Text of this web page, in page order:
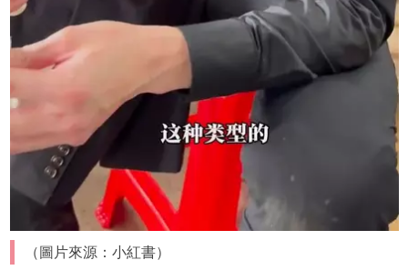
（圖片來源：小紅書）